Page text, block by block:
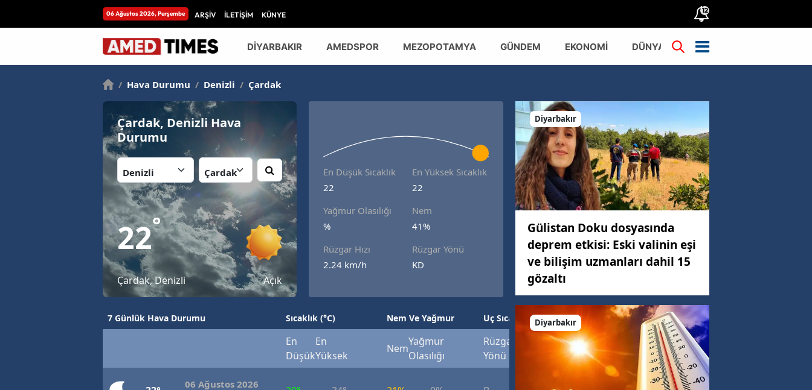
06 Ağustos 2026, Perşembe ARŞİV İLETİŞİM KÜNYE 12
DİYARBAKIR AMEDSPOR MEZOPOTAMYA GÜNDEM EKONOMİ DÜNYA TÜRKİYE
/ Hava Durumu / Denizli / Çardak
Çardak, Denizli Hava
Durumu
22°
Çardak, Denizli Açık
En Düşük Sıcaklık
22
En Yüksek Sıcaklık
22
Yağmur Olasılığı
%
Nem
41%
Rüzgar Hızı
2.24 km/h
Rüzgar Yönü
KD
7 Günlük Hava Durumu Sıcaklık (°C) Nem Ve Yağmur Uç Sıcaklık (°C)
En
Düşük
En
Yüksek
Nem
Yağmur
Olasılığı
Rüzgar
Yönü
Rüzgar
06 Ağustos 2026
Diyarbakır
Gülistan Doku dosyasında
deprem etkisi: Eski valinin eşi
ve bilişim uzmanları dahil 15
gözaltı
Diyarbakır